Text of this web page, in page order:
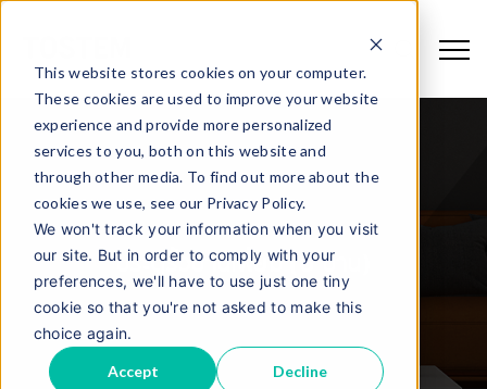
This website stores cookies on your computer.
These cookies are used to improve your website
experience and provide more personalized
services to you, both on this website and
through other media. To find out more about the
cookies we use, see our Privacy Policy.
We won't track your information when you visit
our site. But in order to comply with your
preferences, we'll have to use just one tiny
cookie so that you're not asked to make this
choice again.
Accept Decline
ประตูรั้วบานเฟี้ยม (6 บาน)